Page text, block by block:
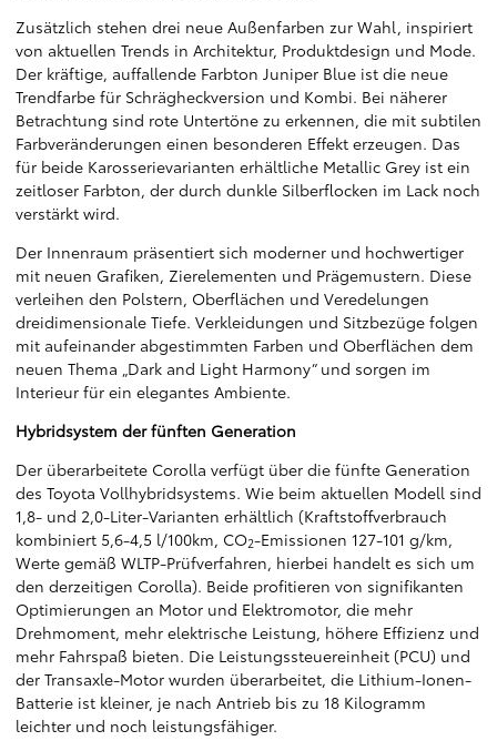
Zusätzlich stehen drei neue Außenfarben zur Wahl, inspiriert
von aktuellen Trends in Architektur, Produktdesign und Mode.
Der kräftige, auffallende Farbton Juniper Blue ist die neue
Trendfarbe für Schrägheckversion und Kombi. Bei näherer
Betrachtung sind rote Untertöne zu erkennen, die mit subtilen
Farbveränderungen einen besonderen Effekt erzeugen. Das
für beide Karosserievarianten erhältliche Metallic Grey ist ein
zeitloser Farbton, der durch dunkle Silberflocken im Lack noch
verstärkt wird.
Der Innenraum präsentiert sich moderner und hochwertiger
mit neuen Grafiken, Zierelementen und Prägemustern. Diese
verleihen den Polstern, Oberflächen und Veredelungen
dreidimensionale Tiefe. Verkleidungen und Sitzbezüge folgen
mit aufeinander abgestimmten Farben und Oberflächen dem
neuen Thema „Dark and Light Harmony“ und sorgen im
Interieur für ein elegantes Ambiente.
Hybridsystem der fünften Generation
Der überarbeitete Corolla verfügt über die fünfte Generation
des Toyota Vollhybridsystems. Wie beim aktuellen Modell sind
1,8- und 2,0-Liter-Varianten erhältlich (Kraftstoffverbrauch
kombiniert 5,6-4,5 l/100km, CO2-Emissionen 127-101 g/km,
Werte gemäß WLTP-Prüfverfahren, hierbei handelt es sich um
den derzeitigen Corolla). Beide profitieren von signifikanten
Optimierungen an Motor und Elektromotor, die mehr
Drehmoment, mehr elektrische Leistung, höhere Effizienz und
mehr Fahrspaß bieten. Die Leistungssteuereinheit (PCU) und
der Transaxle-Motor wurden überarbeitet, die Lithium-Ionen-
Batterie ist kleiner, je nach Antrieb bis zu 18 Kilogramm
leichter und noch leistungsfähiger.